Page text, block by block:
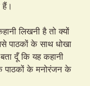
हैं।
लिखनी है तो क्यों
पाठकों के साथ धोखा
दूँ कि यह कहानी
पाठकों के मनोरंजन के